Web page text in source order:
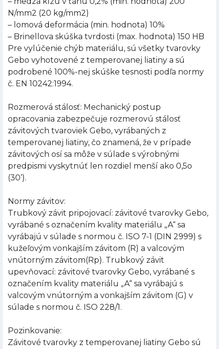
N/mm2 (20 kg/mm2)
– lomová deformácia (min. hodnota) 10%
– Brinellova skúška tvrdosti (max. hodnota) 150 HB
Pre vylúčenie chýb materiálu, sú všetky tvarovky
Gebo vyhotovené z temperovanej liatiny a sú
podrobené 100%-nej skúške tesnosti podľa normy
č. EN 10242:1994.
Rozmerová stálosť: Mechanický postup
opracovania zabezpečuje rozmerovú stálosť
závitových tvaroviek Gebo, vyrábaných z
temperovanej liatiny, čo znamená, že v prípade
závitových osí sa môže v súlade s výrobnými
predpismi vyskytnúť len rozdiel menší ako 0,5o
(30’).
Normy závitov:
Trubkový závit pripojovací: závitové tvarovky Gebo,
vyrábané s označením kvality materiálu „A“ sa
vyrábajú v súlade s normou č. ISO 7-1 (DIN 2999) s
kužeľovým vonkajším závitom (R) a valcovým
vnútorným závitom(Rp). Trubkový závit
upevňovací: závitové tvarovky Gebo, vyrábané s
označením kvality materiálu „A“ sa vyrábajú s
valcovým vnútorným a vonkajším závitom (G) v
súlade s normou č. ISO 228/1.
Pozinkovanie:
Závitové tvarovky z temperovanej liatiny Gebo sú